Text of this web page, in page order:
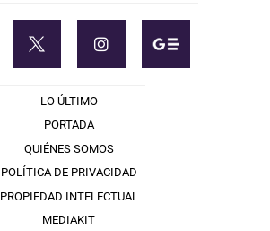
LO ÚLTIMO
PORTADA
QUIÉNES SOMOS
POLÍTICA DE PRIVACIDAD
PROPIEDAD INTELECTUAL
MEDIAKIT